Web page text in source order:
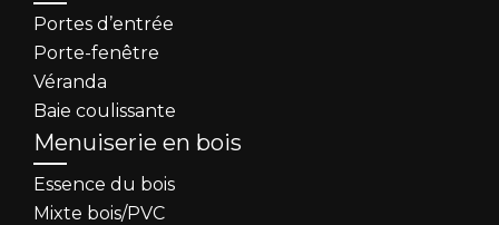
Portes d’entrée
Porte-fenêtre
Véranda
Baie coulissante
Menuiserie en bois
Essence du bois
Mixte bois/PVC